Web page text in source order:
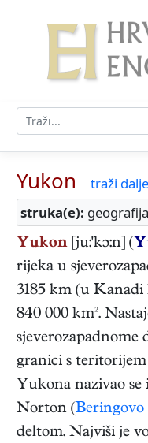
Yukon
traži
struka(e):
Yukon [ju:'kɔ:n] (
rijeka u
3185 km (u Kanadi
840 000 km².
sjeverozapadnome
granici s teritorijem
Yukona nazivao
Norton (Beringovo
deltom. Najviši je